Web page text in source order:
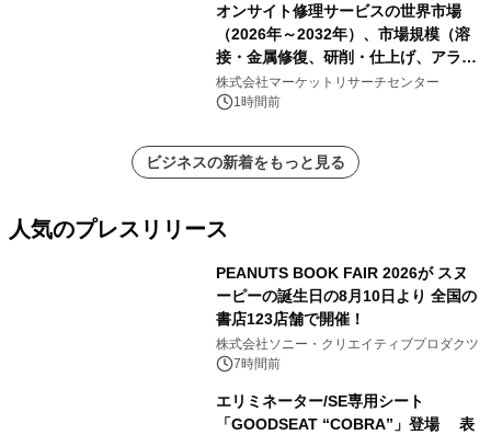
オンサイト修理サービスの世界市場
（2026年～2032年）、市場規模（溶
接・金属修復、研削・仕上げ、アライ
メント、その他）・分析レポートを発
表
株式会社マーケットリサーチセンター
1時間前
ビジネスの新着をもっと見る
人気のプレスリリース
PEANUTS BOOK FAIR 2026が スヌ
ーピーの誕生日の8月10日より 全国の
書店123店舗で開催！
株式会社ソニー・クリエイティブプロダクツ
7時間前
エリミネーター/SE専用シート
「GOODSEAT “COBRA”」登場 表